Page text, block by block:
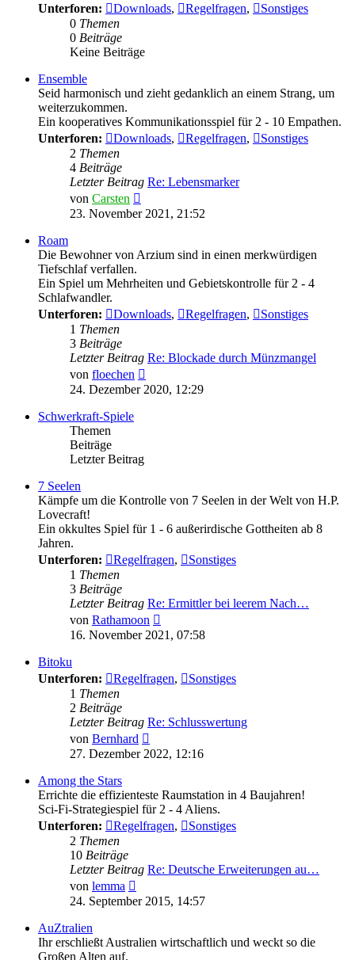
Unterforen:
Downloads, Regelfragen,
Sonstiges
0 Themen
0 Beiträge
Keine Beiträge
Ensemble
Seid harmonisch und zieht gedanklich an einem Strang, um
weiterzukommen.
Ein kooperatives Kommunikationsspiel für 2 - 10 Empathen.
Unterforen:
Downloads, Regelfragen,
Sonstiges
2 Themen
4 Beiträge
Letzter Beitrag Re: Lebensmarker
von Carsten
Beitrag
23. November 2021, 21:52
Roam
Die Bewohner von Arzium sind in einen merkwürdigen
Tiefschlaf verfallen.
Ein Spiel um Mehrheiten und Gebietskontrolle für 2 - 4
Schlafwandler.
Unterforen:
Downloads, Regelfragen,
Sonstiges
1 Themen
3 Beiträge
Letzter Beitrag Re: Blockade durch Münzmangel
von floechen
Beitrag
24. Dezember 2020, 12:29
Schwerkraft-Spiele
Themen
Beiträge
Letzter Beitrag
7 Seelen
Kämpfe um die Kontrolle von 7 Seelen in der Welt von H.P.
Lovecraft!
Ein okkultes Spiel für 1 - 6 außerirdische Gottheiten ab 8
Jahren.
Unterforen:
Regelfragen,
Sonstiges
1 Themen
3 Beiträge
Letzter Beitrag Re: Ermittler bei leerem Nach…
von Rathamoon
Beitrag
16. November 2021, 07:58
Bitoku
Unterforen:
Regelfragen,
Sonstiges
1 Themen
2 Beiträge
Letzter Beitrag Re: Schlusswertung
von Bernhard
Beitrag
27. Dezember 2022, 12:16
Among the Stars
Errichte die effizienteste Raumstation in 4 Baujahren!
Sci-Fi-Strategiespiel für 2 - 4 Aliens.
Unterforen:
Regelfragen,
Sonstiges
2 Themen
10 Beiträge
Letzter Beitrag Re: Deutsche Erweiterungen au…
von lemma
Beitrag
24. September 2015, 14:57
AuZtralien
Ihr erschließt Australien wirtschaftlich und weckt so die
Großen Alten auf.